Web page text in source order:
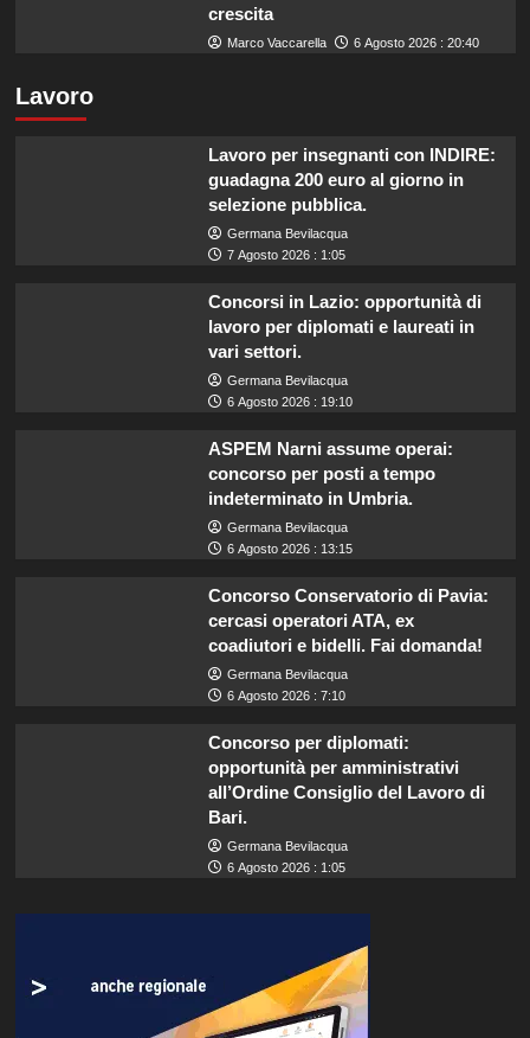
crescita
Marco Vaccarella 6 Agosto 2026 : 20:40
Lavoro
Lavoro per insegnanti con INDIRE:
guadagna 200 euro al giorno in
selezione pubblica.
Germana Bevilacqua
7 Agosto 2026 : 1:05
Concorsi in Lazio: opportunità di
lavoro per diplomati e laureati in
vari settori.
Germana Bevilacqua
6 Agosto 2026 : 19:10
ASPEM Narni assume operai:
concorso per posti a tempo
indeterminato in Umbria.
Germana Bevilacqua
6 Agosto 2026 : 13:15
Concorso Conservatorio di Pavia:
cercasi operatori ATA, ex
coadiutori e bidelli. Fai domanda!
Germana Bevilacqua
6 Agosto 2026 : 7:10
Concorso per diplomati:
opportunità per amministrativi
all’Ordine Consiglio del Lavoro di
Bari.
Germana Bevilacqua
6 Agosto 2026 : 1:05